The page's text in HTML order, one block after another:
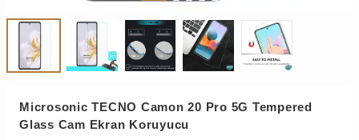
Microsonic TECNO Camon 20 Pro 5G Tempered
Glass Cam Ekran Koruyucu